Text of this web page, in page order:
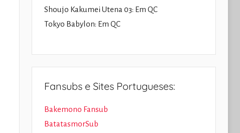
Shoujo Kakumei Utena 03: Em QC
Tokyo Babylon: Em QC
Fansubs e Sites Portugueses:
Bakemono Fansub
BatatasmorSub